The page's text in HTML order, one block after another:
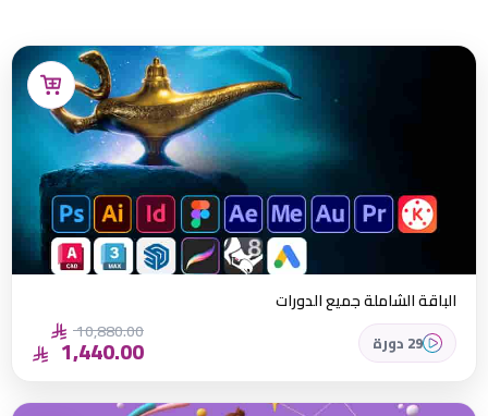
الباقة الشاملة جميع الدورات
29 دورة 10,880.00
1,440.00